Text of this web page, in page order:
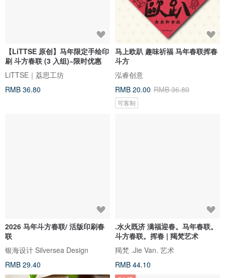
【LiTTSE 原创】马年限定手绘印
刷 斗方春联 (3 入组)~限时优惠
LiTTSE｜荔思工坊
RMB 36.80
马上欧趴 趣味祈福 马年春联挥春
斗方
泓睿创意
RMB 20.00 RMB 36.80
可客制
2026 马年斗方春联/ 活版印刷春
联
银海设计 Silversea Design
RMB 29.40
.水火既济 满福迎春。马年春联。
斗方春联。挥春 | 羯梵艺术
羯梵 .Jie Van. 艺术
RMB 44.10